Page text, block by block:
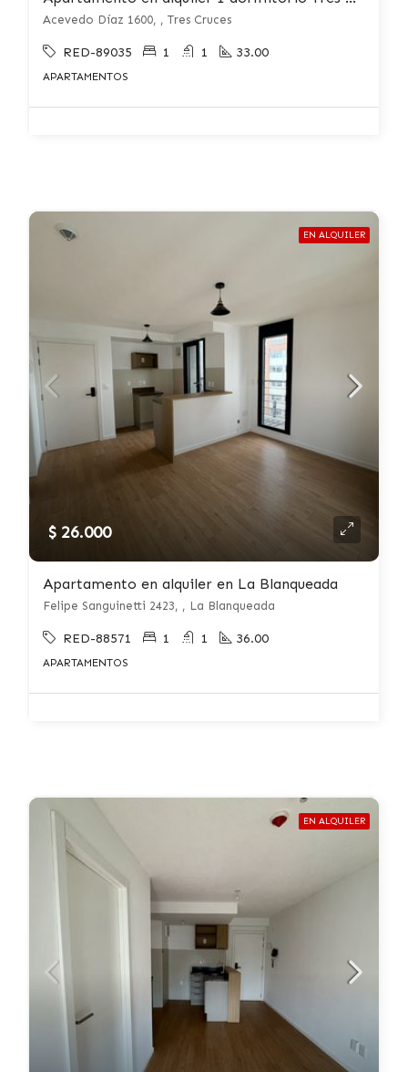
Acevedo Díaz 1600, , Tres Cruces
RED-89035 1 1 33.00
APARTAMENTOS
EN ALQUILER
$ 26.000
Apartamento en alquiler en La Blanqueada
Felipe Sanguinetti 2423, , La Blanqueada
RED-88571 1 1 36.00
APARTAMENTOS
EN ALQUILER